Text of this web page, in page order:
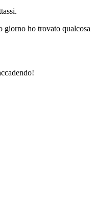
giorno ho trovato qualcosa